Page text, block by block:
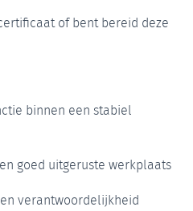
of bent bereid deze
binnen een stabiel
goed uitgeruste werkplaats
verantwoordelijkheid